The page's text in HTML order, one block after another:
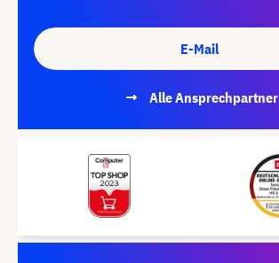
E-Mail
Alle Ansprechpartner